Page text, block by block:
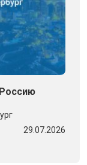
29.07.2026